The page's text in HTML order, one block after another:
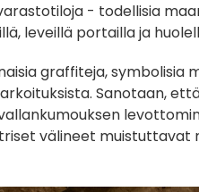
- todellisia
leveillä portailla ja
graffiteja, symbolisia
Sanotaan,
välineet muistuttavat